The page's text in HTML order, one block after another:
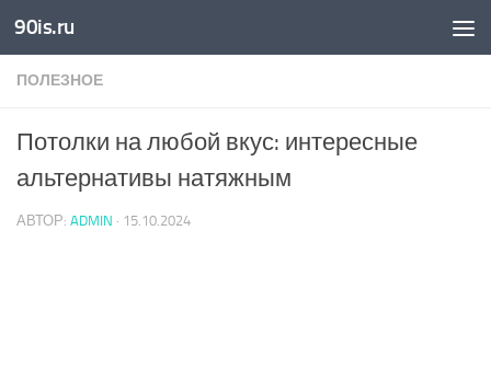
Skip to content
90is.ru
ПОЛЕЗНОЕ
Потолки на любой вкус: интересные
альтернативы натяжным
АВТОР: ADMIN · 15.10.2024